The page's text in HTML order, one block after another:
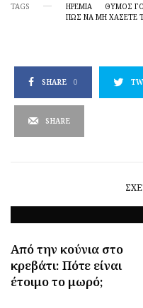
TAGS ΗΡΕΜΙΑ ΘΥΜΌΣ
ΠΏΣ ΝΑ ΜΗ ΧΆΣΕΤΕ
SHARE 0
SHARE
Από την κούνια στο
κρεβάτι: Πότε είναι
έτοιμο το μωρό;